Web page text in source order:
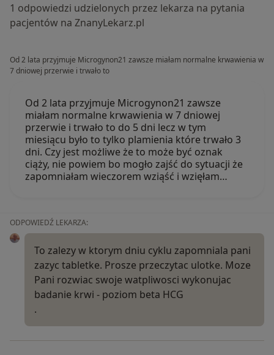
1 odpowiedzi udzielonych przez lekarza na pytania
pacjentów na ZnanyLekarz.pl
Od 2 lata przyjmuje Microgynon21 zawsze miałam normalne krwawienia w
7 dniowej przerwie i trwało to
Od 2 lata przyjmuje Microgynon21 zawsze
miałam normalne krwawienia w 7 dniowej
przerwie i trwało to do 5 dni lecz w tym
miesiącu było to tylko plamienia które trwało 3
dni. Czy jest możliwe że to może być oznak
ciąży, nie powiem bo mogło zajść do sytuacji że
zapomniałam wieczorem wziąść i wzięłam…
ODPOWIEDŹ LEKARZA:
To zalezy w ktorym dniu cyklu zapomniala pani
zazyc tabletke. Prosze przeczytac ulotke. Moze
Pani rozwiac swoje watpliwosci wykonujac
badanie krwi - poziom beta HCG
.